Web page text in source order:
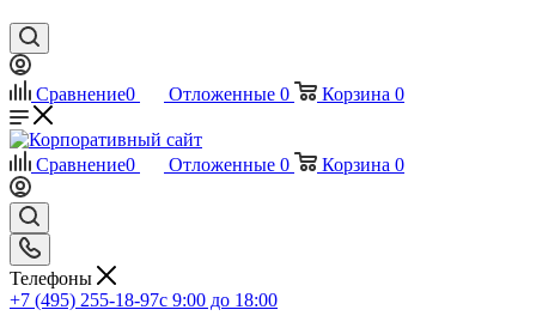
Сравнение0 Отложенные 0 Корзина 0
Сравнение0 Отложенные 0 Корзина 0
Телефоны
+7 (495) 255-18-97с 9:00 до 18:00